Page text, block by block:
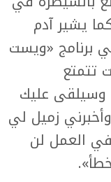
يشير آدم
برنامج «ويست
تتمتع
وسيلقى عليك
زميل لي
في العمل لن